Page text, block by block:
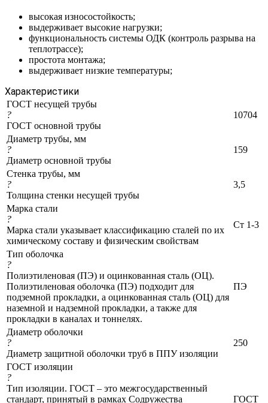
высокая износостойкость;
выдерживает высокие нагрузки;
функциональность системы ОДК (контроль разрыва на
теплотрассе);
простота монтажа;
выдерживает низкие температуры;
Характеристики
ГОСТ несущей трубы
?
ГОСТ основной трубы
10704
Диаметр трубы, мм
?
Диаметр основной трубы
159
Стенка трубы, мм
?
Толщина стенки несущей трубы
3,5
Марка стали
?
Марка стали указывает классификацию сталей по их
химическому составу и физическим свойствам
Ст 1-3
Тип оболочка
?
Полиэтиленовая (ПЭ) и оцинкованная сталь (ОЦ).
Полиэтиленовая оболочка (ПЭ) подходит для
подземной прокладки, а оцинкованная сталь (ОЦ) для
наземной и надземной прокладки, а также для
прокладки в каналах и тоннелях.
ПЭ
Диаметр оболочки
?
Диаметр защитной оболочки труб в ППУ изоляции
250
ГОСТ изоляции
?
Тип изоляции. ГОСТ – это межгосударственный
стандарт, принятый в рамках Содружества
ГОСТ